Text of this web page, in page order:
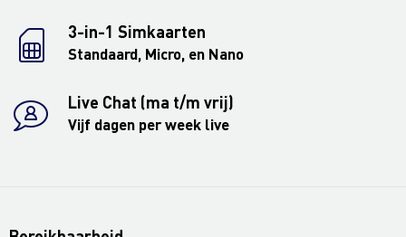
3-in-1 Simkaarten
Standaard, Micro, en Nano
Live Chat (ma t/m vrij)
Vijf dagen per week live